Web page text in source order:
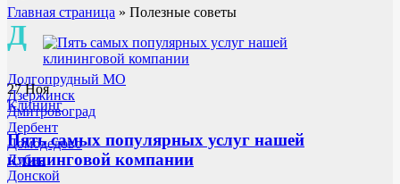
Д
Долгопрудный МО
Дзержинск
Дмитровоград
Дербент
Домодедово
Дубна
Донской
Главная страница » Полезные советы
27Ноя
Клининг
Пять самых популярных услуг нашей
клининговой компании